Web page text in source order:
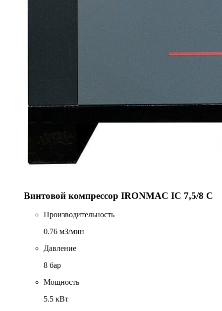
Винтовой компрессор IRONMAC IC 7,5/8 C
Производительность
0.76 м3/мин
Давление
8 бар
Мощность
5.5 кВт